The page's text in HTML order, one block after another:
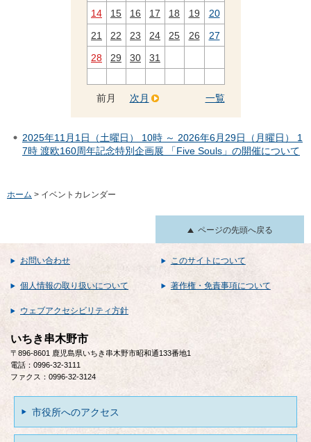
14
15 16 17 18 19
20
21
22 23 24 25 26
27
28
29 30 31
前月 一覧
次月
2025年11月1日（土曜日） 10時 ～ 2026年6月29日（月曜日） 1
7時 渡欧160周年記念特別企画展 「Five Souls」の開催について
ホーム > イベントカレンダー
ページの先頭へ戻る
お問い合わせ このサイトについて
個人情報の取り扱いについて 著作権・免責事項について
ウェブアクセシビリティ方針
いちき串木野市
〒896-8601 鹿児島県いちき串木野市昭和通133番地1
電話：0996-32-3111
ファクス：0996-32-3124
市役所へのアクセス